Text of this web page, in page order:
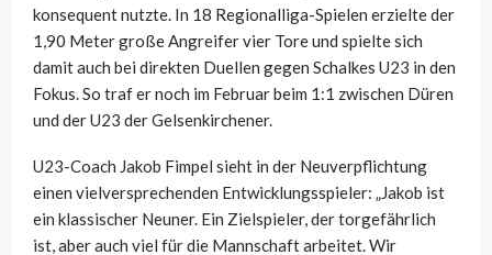
konsequent nutzte. In 18 Regionalliga-Spielen erzielte der
1,90 Meter große Angreifer vier Tore und spielte sich
damit auch bei direkten Duellen gegen Schalkes U23 in den
Fokus. So traf er noch im Februar beim 1:1 zwischen Düren
und der U23 der Gelsenkirchener.
U23-Coach Jakob Fimpel sieht in der Neuverpflichtung
einen vielversprechenden Entwicklungsspieler: „Jakob ist
ein klassischer Neuner. Ein Zielspieler, der torgefährlich
ist, aber auch viel für die Mannschaft arbeitet. Wir